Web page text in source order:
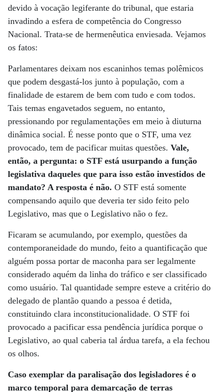
devido à vocação legiferante do tribunal, que estaria
invadindo a esfera de competência do Congresso
Nacional. Trata-se de hermenêutica enviesada. Vejamos
os fatos:
Parlamentares deixam nos escaninhos temas polêmicos
que podem desgastá-los junto à população, com a
finalidade de estarem de bem com tudo e com todos.
Tais temas engavetados seguem, no entanto,
pressionando por regulamentações em meio à diuturna
dinâmica social. É nesse ponto que o STF, uma vez
provocado, tem de pacificar muitas questões. Vale,
então, a pergunta: o STF está usurpando a função
legislativa daqueles que para isso estão investidos de
mandato? A resposta é não. O STF está somente
compensando aquilo que deveria ter sido feito pelo
Legislativo, mas que o Legislativo não o fez.
Ficaram se acumulando, por exemplo, questões da
contemporaneidade do mundo, feito a quantificação que
alguém possa portar de maconha para ser legalmente
considerado aquém da linha do tráfico e ser classificado
como usuário. Tal quantidade sempre esteve a critério do
delegado de plantão quando a pessoa é detida,
constituindo clara inconstitucionalidade. O STF foi
provocado a pacificar essa pendência jurídica porque o
Legislativo, ao qual caberia tal árdua tarefa, a ela fechou
os olhos.
Caso exemplar da paralisação dos legisladores é o
marco temporal para demarcação de terras